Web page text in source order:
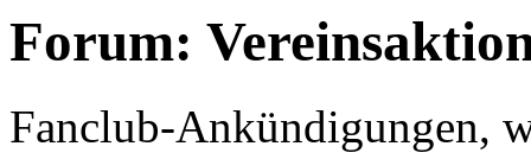
Forum:
Fanclub-Ankündigungen,